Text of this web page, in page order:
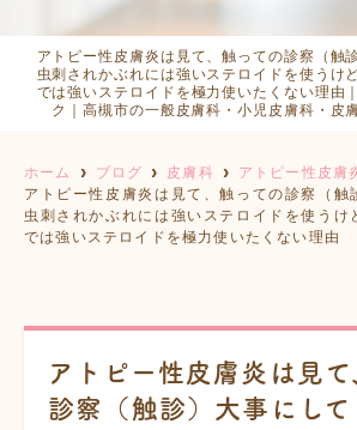
アトピー性皮膚炎は見て、触っての診察（触
虫刺されかぶれには強いステロイドを使うけ
では強いステロイドを極力使いたくない理由
ク｜高槻市の一般皮膚科・小児皮膚科・皮
ホーム ブログ 皮膚科
アトピー性皮膚
アトピー性皮膚炎は見て、触っての診察（触
虫刺されかぶれには強いステロイドを使うけ
では強いステロイドを極力使いたくない理由
アトピー性皮膚炎は見て
診察（触診）大事にして